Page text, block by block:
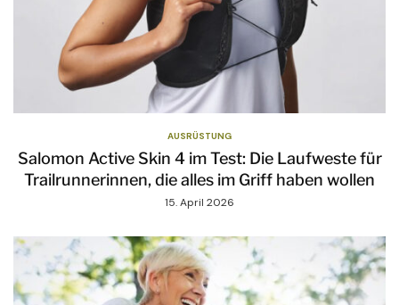
AUSRÜSTUNG
Salomon Active Skin 4 im Test: Die Laufweste für
Trailrunnerinnen, die alles im Griff haben wollen
15. April 2026